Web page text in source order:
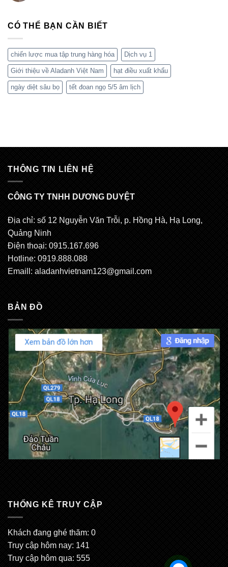
CÓ THỂ BẠN CẦN BIẾT
chiến lược mua tập trung hàng hóa Dịch vụ 1
Giới thiệu về Aladanh Việt Nam hạt điều xuất khẩu
ngày diệt sâu bọ tết đoan ngọ 5/5 âm lịch
THÔNG TIN LIÊN HỆ
CÔNG TY TNHH DƯƠNG DUYỆT
Địa chỉ: số 12 Nguyễn Văn Trỗi, p. Hồng Hà, Hạ Long,
Quảng Ninh
Điện thoại: 0915.167.696
Hotline: 0919.888.088
Emaill: aladanhvietnam123@gmail.com
BẢN ĐỒ
THỐNG KÊ TRUY CẬP
Khách đang ghé thăm: 0
Truy cập hôm nay: 141
Truy cập hôm qua: 555